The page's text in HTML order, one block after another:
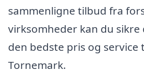
sammenligne tilbud fra
virksomheder kan du
den bedste pris og service
Tornemark.